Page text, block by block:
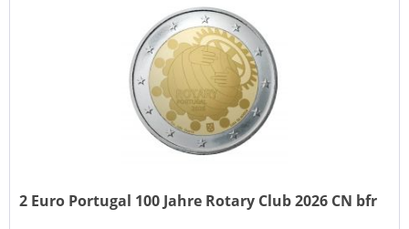
2 Euro Portugal 100 Jahre Rotary Club 2026 CN bfr